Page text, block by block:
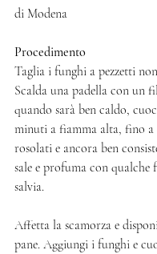
di Modena
Procedimento
Taglia i funghi a pezzetti
Scalda una padella con un
quando sarà ben caldo,
minuti a fiamma alta, fino a
rosolati e ancora ben
sale e profuma con
salvia.
Affetta la scamorza e
pane. Aggiungi i funghi e